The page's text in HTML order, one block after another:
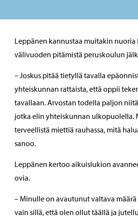
Leppänen kannustaa muitakin nuoria
välivuoden pitämistä peruskoulun
– Joskus pitää tietyllä tavalla
yhteiskunnan rattaista, että oppii
tavallaan. Arvostan todella paljon
jotka elin yhteiskunnan ulkopuolella.
terveellistä miettiä rauhassa, mitä
sanoo.
Leppänen kertoo aikuislukion
ovia.
– Minulle on avautunut valtava
vain sillä, että olen ollut täällä ja